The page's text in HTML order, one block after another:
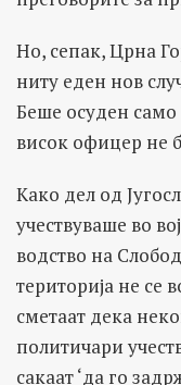
Но, сепак, Црна
ниту еден нов
Беше осуден само
висок офицер не
Како дел од
учествуваше во
водство на
територија не се
сметаат дека
политичари
сакаат ‘да го